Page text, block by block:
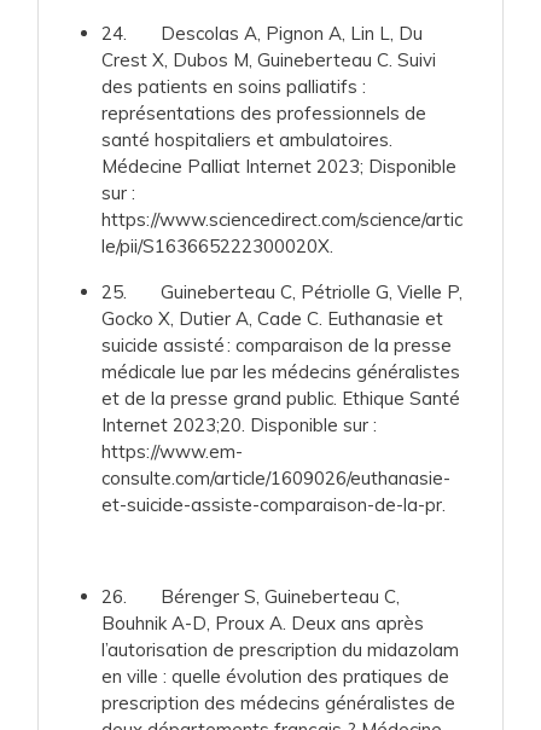
24. Descolas A, Pignon A, Lin L, Du
Crest X, Dubos M, Guineberteau C. Suivi
des patients en soins palliatifs :
représentations des professionnels de
santé hospitaliers et ambulatoires.
Médecine Palliat Internet 2023; Disponible
sur :
https://www.sciencedirect.com/science/artic
le/pii/S163665222300020X.
25. Guineberteau C, Pétriolle G, Vielle P,
Gocko X, Dutier A, Cade C. Euthanasie et
suicide assisté : comparaison de la presse
médicale lue par les médecins généralistes
et de la presse grand public. Ethique Santé
Internet 2023;20. Disponible sur :
https://www.em-
consulte.com/article/1609026/euthanasie-
et-suicide-assiste-comparaison-de-la-pr.
26. Bérenger S, Guineberteau C,
Bouhnik A-D, Proux A. Deux ans après
l’autorisation de prescription du midazolam
en ville : quelle évolution des pratiques de
prescription des médecins généralistes de